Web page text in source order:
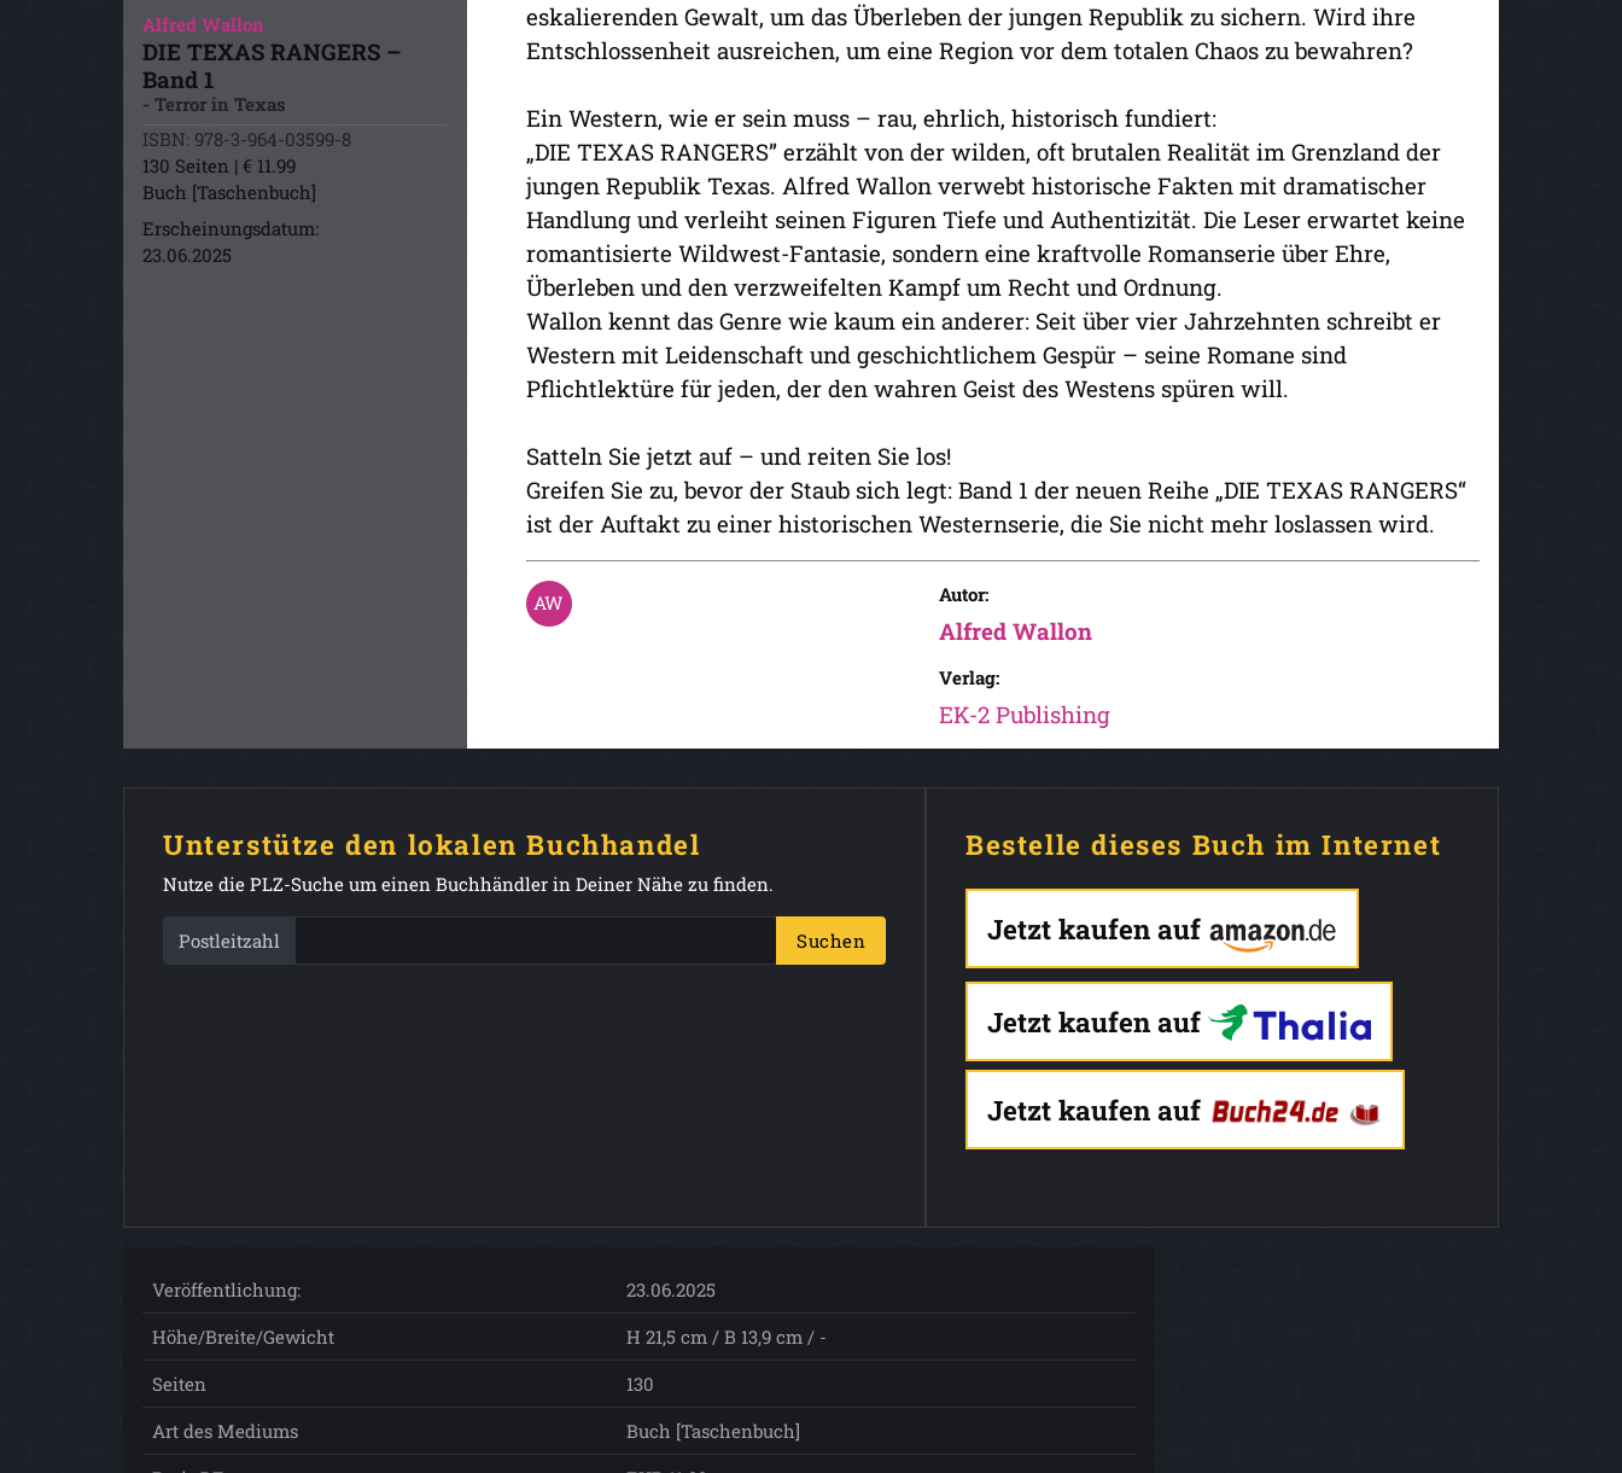
Alfred Wallon
DIE TEXAS RANGERS –
Band 1
- Terror in Texas
ISBN: 978-3-964-03599-8
130 Seiten | € 11.99
Buch [Taschenbuch]
Erscheinungsdatum:
23.06.2025
eskalierenden Gewalt, um das Überleben der jungen Republik zu sichern. Wird ihre
Entschlossenheit ausreichen, um eine Region vor dem totalen Chaos zu bewahren?
Ein Western, wie er sein muss – rau, ehrlich, historisch fundiert:
„DIE TEXAS RANGERS” erzählt von der wilden, oft brutalen Realität im Grenzland der
jungen Republik Texas. Alfred Wallon verwebt historische Fakten mit dramatischer
Handlung und verleiht seinen Figuren Tiefe und Authentizität. Die Leser erwartet keine
romantisierte Wildwest-Fantasie, sondern eine kraftvolle Romanserie über Ehre,
Überleben und den verzweifelten Kampf um Recht und Ordnung.
Wallon kennt das Genre wie kaum ein anderer: Seit über vier Jahrzehnten schreibt er
Western mit Leidenschaft und geschichtlichem Gespür – seine Romane sind
Pflichtlektüre für jeden, der den wahren Geist des Westens spüren will.
Satteln Sie jetzt auf – und reiten Sie los!
Greifen Sie zu, bevor der Staub sich legt: Band 1 der neuen Reihe „DIE TEXAS RANGERS“
ist der Auftakt zu einer historischen Westernserie, die Sie nicht mehr loslassen wird.
Autor:
Alfred Wallon
Verlag:
EK-2 Publishing
Unterstütze den lokalen Buchhandel
Nutze die PLZ-Suche um einen Buchhändler in Deiner Nähe zu finden.
Postleitzahl Suchen
Bestelle dieses Buch im Internet
Jetzt kaufen auf
Jetzt kaufen auf
Jetzt kaufen auf
Veröffentlichung:
23.06.2025
Höhe/Breite/Gewicht
H 21,5 cm / B 13,9 cm / -
Seiten
130
Art des Mediums
Buch [Taschenbuch]